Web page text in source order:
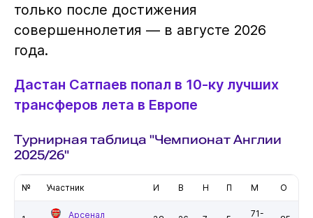
только после достижения
совершеннолетия — в августе 2026
года.
Дастан Сатпаев попал в 10-ку лучших
трансферов лета в Европе
Турнирная таблица "Чемпионат Англии
2025/26"
№ Участник И В Н П М О
Арсенал
71-